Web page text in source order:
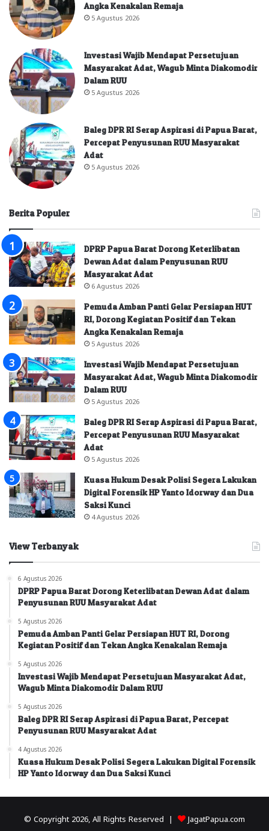
Angka Kenakalan Remaja
5 Agustus 2026
Investasi Wajib Mendapat Persetujuan
Masyarakat Adat, Wagub Minta Diakomodir
Dalam RUU
5 Agustus 2026
Baleg DPR RI Serap Aspirasi di Papua Barat,
Percepat Penyusunan RUU Masyarakat
Adat
5 Agustus 2026
Berita Populer
DPRP Papua Barat Dorong Keterlibatan
Dewan Adat dalam Penyusunan RUU
Masyarakat Adat
6 Agustus 2026
Pemuda Amban Panti Gelar Persiapan HUT
RI, Dorong Kegiatan Positif dan Tekan
Angka Kenakalan Remaja
5 Agustus 2026
Investasi Wajib Mendapat Persetujuan
Masyarakat Adat, Wagub Minta Diakomodir
Dalam RUU
5 Agustus 2026
Baleg DPR RI Serap Aspirasi di Papua Barat,
Percepat Penyusunan RUU Masyarakat
Adat
5 Agustus 2026
Kuasa Hukum Desak Polisi Segera Lakukan
Digital Forensik HP Yanto Idorway dan Dua
Saksi Kunci
4 Agustus 2026
View Terbanyak
6 Agustus 2026
DPRP Papua Barat Dorong Keterlibatan Dewan Adat dalam
Penyusunan RUU Masyarakat Adat
5 Agustus 2026
Pemuda Amban Panti Gelar Persiapan HUT RI, Dorong
Kegiatan Positif dan Tekan Angka Kenakalan Remaja
5 Agustus 2026
Investasi Wajib Mendapat Persetujuan Masyarakat Adat,
Wagub Minta Diakomodir Dalam RUU
5 Agustus 2026
Baleg DPR RI Serap Aspirasi di Papua Barat, Percepat
Penyusunan RUU Masyarakat Adat
4 Agustus 2026
Kuasa Hukum Desak Polisi Segera Lakukan Digital Forensik
HP Yanto Idorway dan Dua Saksi Kunci
© Copyright 2026, All Rights Reserved | JagatPapua.com